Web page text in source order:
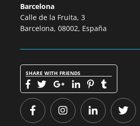
Barcelona
Calle de la Fruita, 3
Barcelona, 08002, España
SHARE WITH FRIENDS